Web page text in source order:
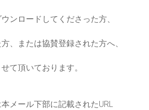
ンロードしてくださった方、
、または協賛登録された方へ、
て頂いております。
メール下部に記載されたURL